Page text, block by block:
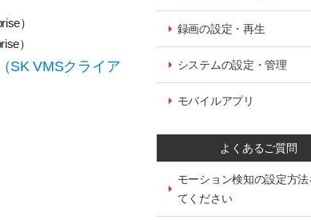
）
）
SK VMSクライア
録画の設定・再生
システムの設定・管理
モバイルアプリ
よくあるご質問
モーション検知の設定方法
てください